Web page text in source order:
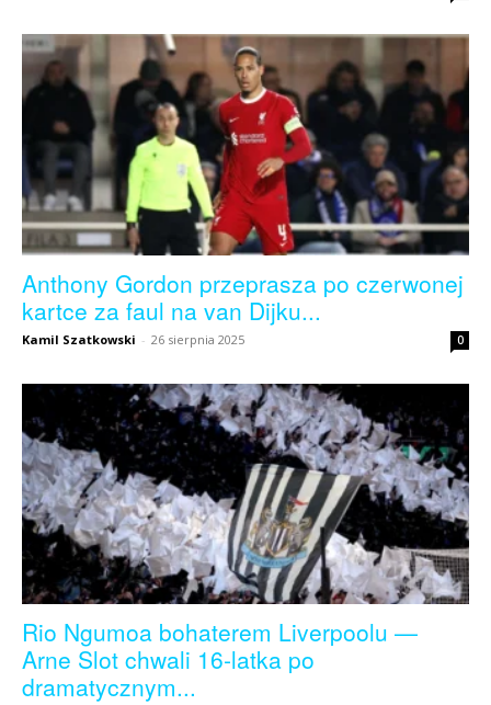
Anthony Gordon przeprasza po czerwonej
kartce za faul na van Dijku...
Kamil Szatkowski - 26 sierpnia 2025 0
Rio Ngumoa bohaterem Liverpoolu —
Arne Slot chwali 16‑latka po
dramatycznym...